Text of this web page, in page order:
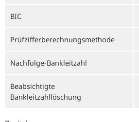
BIC
Prüfzifferberechnungsmethode
Nachfolge-Bankleitzahl
Beabsichtigte
Bankleitzahllöschung